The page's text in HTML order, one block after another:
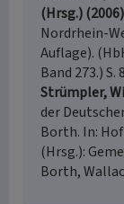
(Hrsg.) (2006)
Nordrhein-
Auflage).
Band 273.)
Strümpler,
der
Borth. In:
(Hrsg.):
Borth,